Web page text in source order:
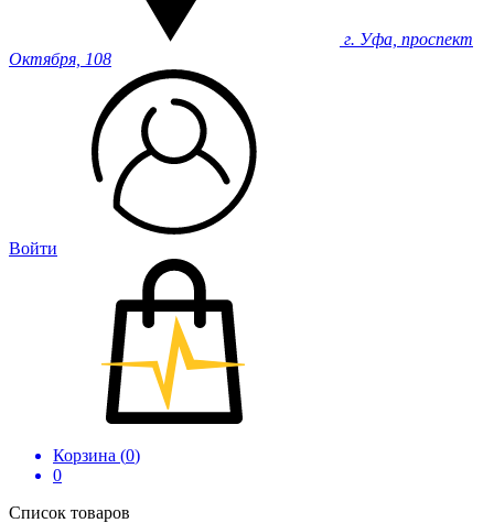
г. Уфа, проспект
Октября, 108
Войти
Корзина (0)
0
Список товаров